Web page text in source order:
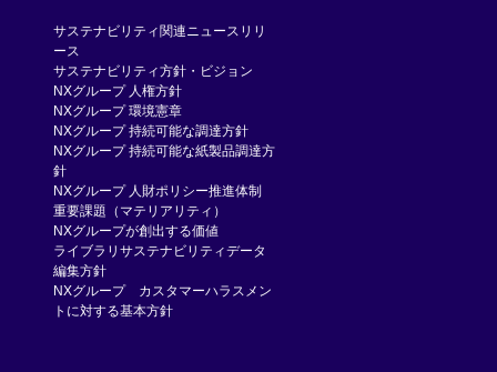
サステナビリティ関連ニュースリリ
ース
サステナビリティ方針・ビジョン
NXグループ 人権方針
NXグループ 環境憲章
NXグループ 持続可能な調達方針
NXグループ 持続可能な紙製品調達方
針
NXグループ 人財ポリシー推進体制
重要課題（マテリアリティ）
NXグループが創出する価値
ライブラリ サステナビリティデータ
編集方針
NXグループ カスタマーハラスメン
トに対する基本方針